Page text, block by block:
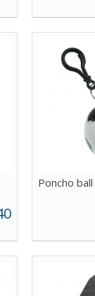
Poncho ball